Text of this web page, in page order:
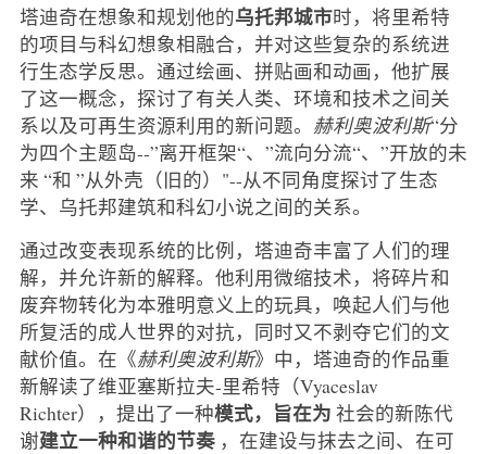
塔迪奇在想象和规划他的乌托邦城市时，将里希特
的项目与科幻想象相融合，并对这些复杂的系统进
行生态学反思。通过绘画、拼贴画和动画，他扩展
了这一概念，探讨了有关人类、环境和技术之间关
系以及可再生资源利用的新问题。 赫利奥波利斯“分
为四个主题岛--”离开框架“、”流向分流“、”开放的未
来 “和 ”从外壳（旧的）"--从不同角度探讨了生态
学、乌托邦建筑和科幻小说之间的关系。
通过改变表现系统的比例，塔迪奇丰富了人们的理
解，并允许新的解释。他利用微缩技术，将碎片和
废弃物转化为本雅明意义上的玩具，唤起人们与他
所复活的成人世界的对抗，同时又不剥夺它们的文
献价值。在《赫利奥波利斯》中，塔迪奇的作品重
新解读了维亚塞斯拉夫-里希特（Vyaceslav
Richter），提出了一种模式，旨在为 社会的新陈代
谢建立一种和谐的节奏 ，在建设与抹去之间、在可